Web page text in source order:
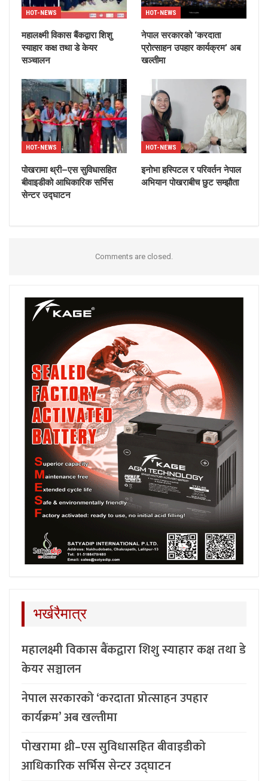
HOT-NEWS
महालक्ष्मी विकास बैंकद्वारा शिशु
स्याहार कक्ष तथा डे केयर
सञ्चालन
HOT-NEWS
नेपाल सरकारको ‘करदाता
प्रोत्साहन उपहार कार्यक्रम’ अब
खल्तीमा
HOT-NEWS
पोखरामा थ्री–एस सुविधासहित
बीवाइडीको आधिकारिक सर्भिस
सेन्टर उद्घाटन
HOT-NEWS
इनोभा हस्पिटल र परिवर्तन नेपाल
अभियान पोखराबीच छुट सम्झौता
Comments are closed.
भर्खरैमात्र
महालक्ष्मी विकास बैंकद्वारा शिशु स्याहार कक्ष तथा डे
केयर सञ्चालन
नेपाल सरकारको ‘करदाता प्रोत्साहन उपहार
कार्यक्रम’ अब खल्तीमा
पोखरामा थ्री–एस सुविधासहित बीवाइडीको
आधिकारिक सर्भिस सेन्टर उद्घाटन